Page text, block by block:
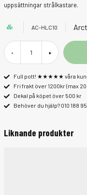
uppsättningar strålkastare.
AC-HLC10
- +
Full pott! ★★★★★ våra
Fri frakt över 1200kr (max 20
Dekal på köpet över 500 kr
Behöver du hjälp? 010 188
Liknande produkter